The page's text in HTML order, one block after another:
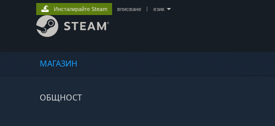
МАГАЗИН
ОБЩНОСТ
Инсталирайте Steam вписване език